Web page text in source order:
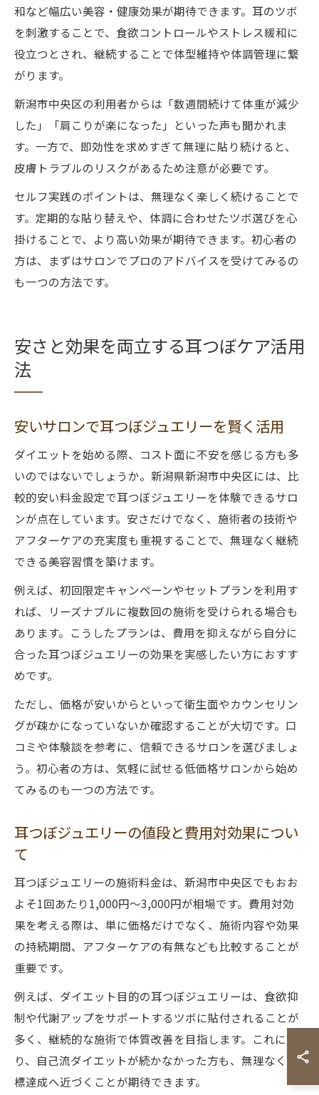
和など幅広い美容・健康効果が期待できます。耳のツボ
を刺激することで、食欲コントロールやストレス緩和に
役立つとされ、継続することで体型維持や体調管理に繋
がります。
新潟市中央区の利用者からは「数週間続けて体重が減少
した」「肩こりが楽になった」といった声も聞かれま
す。一方で、即効性を求めすぎて無理に貼り続けると、
皮膚トラブルのリスクがあるため注意が必要です。
セルフ実践のポイントは、無理なく楽しく続けることで
す。定期的な貼り替えや、体調に合わせたツボ選びを心
掛けることで、より高い効果が期待できます。初心者の
方は、まずはサロンでプロのアドバイスを受けてみるの
も一つの方法です。
安さと効果を両立する耳つぼケア活用
法
安いサロンで耳つぼジュエリーを賢く活用
ダイエットを始める際、コスト面に不安を感じる方も多
いのではないでしょうか。新潟県新潟市中央区には、比
較的安い料金設定で耳つぼジュエリーを体験できるサロ
ンが点在しています。安さだけでなく、施術者の技術や
アフターケアの充実度も重視することで、無理なく継続
できる美容習慣を築けます。
例えば、初回限定キャンペーンやセットプランを利用す
れば、リーズナブルに複数回の施術を受けられる場合も
あります。こうしたプランは、費用を抑えながら自分に
合った耳つぼジュエリーの効果を実感したい方におすす
めです。
ただし、価格が安いからといって衛生面やカウンセリン
グが疎かになっていないか確認することが大切です。口
コミや体験談を参考に、信頼できるサロンを選びましょ
う。初心者の方は、気軽に試せる低価格サロンから始め
てみるのも一つの方法です。
耳つぼジュエリーの値段と費用対効果につい
て
耳つぼジュエリーの施術料金は、新潟市中央区でもおお
よそ1回あたり1,000円～3,000円が相場です。費用対効
果を考える際は、単に価格だけでなく、施術内容や効果
の持続期間、アフターケアの有無なども比較することが
重要です。
例えば、ダイエット目的の耳つぼジュエリーは、食欲抑
制や代謝アップをサポートするツボに貼付されることが
多く、継続的な施術で体質改善を目指します。これによ
り、自己流ダイエットが続かなかった方も、無理なく目
標達成へ近づくことが期待できます。